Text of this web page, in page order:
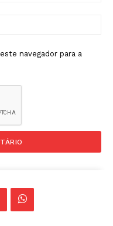
navegador para a